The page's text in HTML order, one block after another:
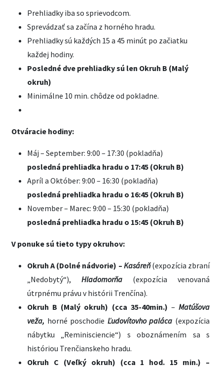
Prehliadky iba so sprievodcom.
Sprevádzať sa začína z horného hradu.
Prehliadky sú každých 15 a 45 minút po začiatku
každej hodiny.
Posledné dve prehliadky sú len Okruh B (Malý
okruh)
Minimálne 10 min. chôdze od pokladne.
Otváracie hodiny:
Máj – September: 9:00 – 17:30 (pokladňa)
posledná prehliadka hradu o 17:45 (Okruh B)
Apríl a Október: 9:00 – 16:30 (pokladňa)
posledná prehliadka hradu o 16:45 (Okruh B)
November – Marec: 9:00 – 15:30 (pokladňa)
posledná prehliadka hradu o 15:45 (Okruh B)
V ponuke sú tieto typy okruhov:
Okruh A (Dolné nádvorie) – Kasáreň (expozícia zbraní
„Nedobytý“), Hladomorňa
(expozícia venovaná
útrpnému právu v histórii Trenčína).
Okruh B (Malý okruh) (cca 35-40min.) –Matúšova
veža, horné poschodie Ľudovítovho paláca (expozícia
nábytku „Reminisciencie“) s oboznámením sa s
históriou Trenčianskeho hradu.
Okruh C (Veľký okruh) (cca 1 hod. 15 min.) –